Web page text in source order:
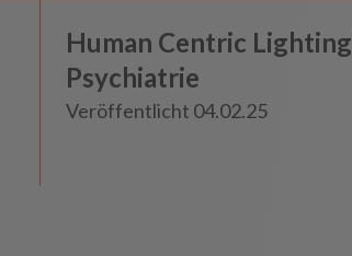
Insights
Human Centric
Psychiatrie
Veröffentlicht 04.02.25